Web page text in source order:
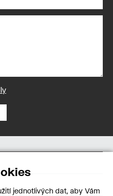
jednotlivých dat, aby Vám